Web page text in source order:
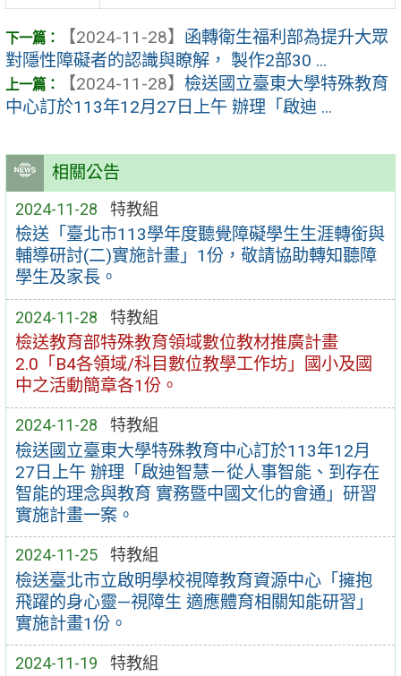
相關公告
2024-11-28 特教組
檢送「臺北市113學年度聽覺障礙學生生涯轉銜與
輔導研討(二)實施計畫」1份，敬請協助轉知聽障
學生及家長。
2024-11-28 特教組
檢送教育部特殊教育領域數位教材推廣計畫
2.0「B4各領域/科目數位教學工作坊」國小及國
中之活動簡章各1份。
2024-11-28 特教組
檢送國立臺東大學特殊教育中心訂於113年12月
27日上午 辦理「啟迪智慧－從人事智能、到存在
智能的理念與教育 實務暨中國文化的會通」研習
實施計畫一案。
2024-11-25 特教組
檢送臺北市立啟明學校視障教育資源中心「擁抱
飛躍的身心靈—視障生 適應體育相關知能研習」
實施計畫1份。
2024-11-19 特教組
【2024-11-28】 函轉衛生福利部為提升大眾
對隱性障礙者的認識與瞭解， 製作2部30 ...
【2024-11-28】 檢送國立臺東大學特殊教育
中心訂於113年12月27日上午 辦理「啟迪 ...